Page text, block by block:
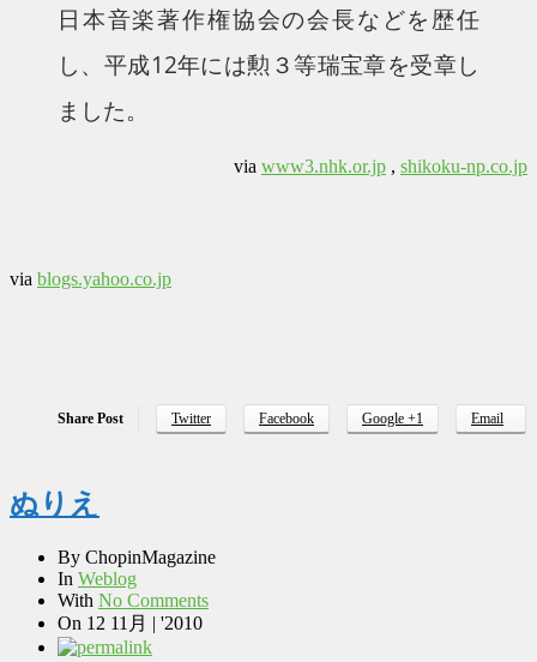
日本音楽著作権協会の会長などを歴任
し、平成12年には勲３等瑞宝章を受章し
ました。
via www3.nhk.or.jp , shikoku-np.co.jp
via blogs.yahoo.co.jp
Share Post Twitter Facebook Google +1 Email
ぬりえ
By ChopinMagazine
In Weblog
With No Comments
On 12 11月 | '2010